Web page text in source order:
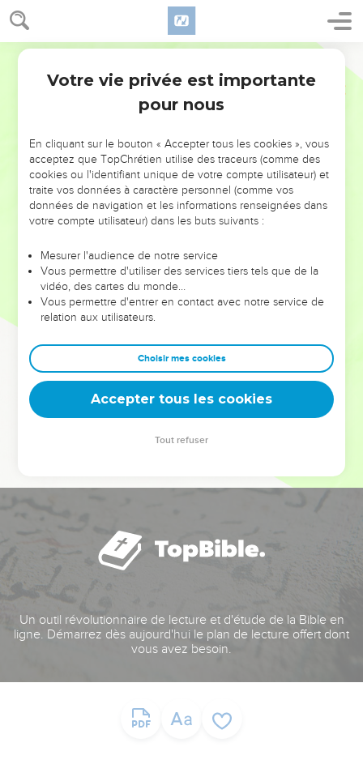
NE MANQUEZ PAS L’ÉVÉNEMENT
DE L’ANNÉE !
ET SI LEURS ERREURS POUVAIENT VOUS ÉVITER LES
VOTRES ?
leur foi ou leur vision. Mais on voit moins les doutes, les erreurs
et les saisons difficiles qu'ils ont traversés, alors même que ce
sont elles qui les ont façonnés.
Dans cette conférence, leaders, entrepreneurs, et responsables
clés pour avancer avec plus de sagesse afin que leurs erreurs
deviennent vos tremplins. Que vous guidiez un ministère, une
équipe, un groupe ou une famille, leur expérience est faite
Un outil révolutionnaire de lecture et d'étude de la Bible en
ligne. Démarrez dès aujourd'hui le plan de lecture offert dont
vous avez besoin.
Votre vie privée est importante
pour nous
En cliquant sur le bouton « Accepter tous les cookies », vous
acceptez que TopChrétien utilise des traceurs (comme des
cookies ou l'identifiant unique de votre compte utilisateur) et
traite vos données à caractère personnel (comme vos
données de navigation et les informations renseignées dans
votre compte utilisateur) dans les buts suivants :
Mesurer l'audience de notre service
Vous permettre d'utiliser des services tiers tels que de la
vidéo, des cartes du monde…
Vous permettre d'entrer en contact avec notre service de
relation aux utilisateurs.
Choisir mes cookies
Accepter tous les cookies
Tout refuser